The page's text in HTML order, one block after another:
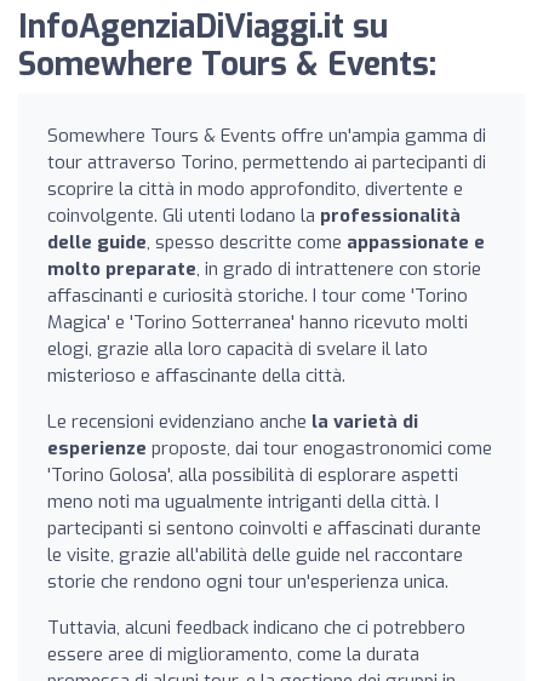
InfoAgenziaDiViaggi.it su
Somewhere Tours & Events:
Somewhere Tours & Events offre un'ampia gamma di
tour attraverso Torino, permettendo ai partecipanti di
scoprire la città in modo approfondito, divertente e
coinvolgente. Gli utenti lodano la professionalità
delle guide, spesso descritte come appassionate e
molto preparate, in grado di intrattenere con storie
affascinanti e curiosità storiche. I tour come 'Torino
Magica' e 'Torino Sotterranea' hanno ricevuto molti
elogi, grazie alla loro capacità di svelare il lato
misterioso e affascinante della città.
Le recensioni evidenziano anche la varietà di
esperienze proposte, dai tour enogastronomici come
'Torino Golosa', alla possibilità di esplorare aspetti
meno noti ma ugualmente intriganti della città. I
partecipanti si sentono coinvolti e affascinati durante
le visite, grazie all'abilità delle guide nel raccontare
storie che rendono ogni tour un'esperienza unica.
Tuttavia, alcuni feedback indicano che ci potrebbero
essere aree di miglioramento, come la durata